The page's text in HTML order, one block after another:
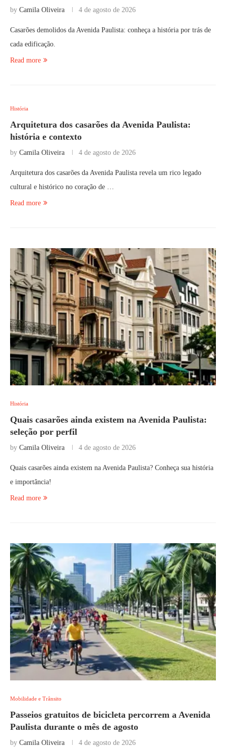
by Camila Oliveira 4 de agosto de 2026
Casarões demolidos da Avenida Paulista: conheça a história por trás de
cada edificação.
Read more
História
Arquitetura dos casarões da Avenida Paulista:
história e contexto
by Camila Oliveira 4 de agosto de 2026
Arquitetura dos casarões da Avenida Paulista revela um rico legado
cultural e histórico no coração de …
Read more
História
Quais casarões ainda existem na Avenida Paulista:
seleção por perfil
by Camila Oliveira 4 de agosto de 2026
Quais casarões ainda existem na Avenida Paulista? Conheça sua história
e importância!
Read more
Mobilidade e Trânsito
Passeios gratuitos de bicicleta percorrem a Avenida
Paulista durante o mês de agosto
by Camila Oliveira 4 de agosto de 2026